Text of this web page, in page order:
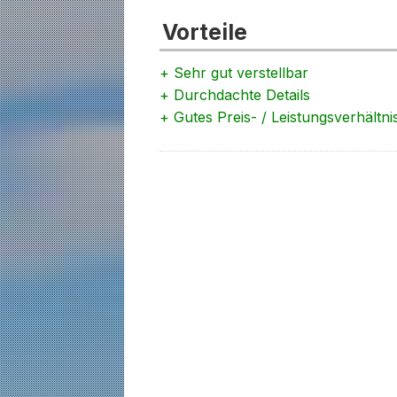
Vorteile
+ Sehr gut verstellbar
+ Durchdachte Details
+ Gutes Preis- /